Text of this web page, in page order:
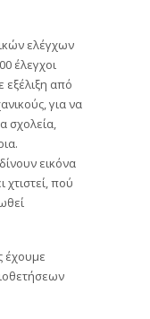
ελέγχων
έλεγχοι
εξέλιξη από
για να
σχολεία,
εικόνα
χτιστεί, πού
έχουμε